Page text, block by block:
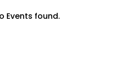
Events found.